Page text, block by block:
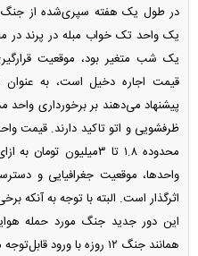
در طول یک هفته سپری‌شده از جنگ
یک شب متغیر بود، موقعیت
قیمت اجاره دخیل است، به عنوان
پیشنهاد می‌دهند بر برخورداری واحد
ظرفشویی و اتو تاکید دارند. قیمت
محدوده ۱.۸ تا ۳‌میلیون
واحدها، موقعیت جغرافیایی و
اثرگذار است. البته با توجه به آنکه
این دور جدید جنگ مورد حمله
همانند جنگ ۱۲ روزه با ورود قابل‌توجه مسافر مواجه نشده است.